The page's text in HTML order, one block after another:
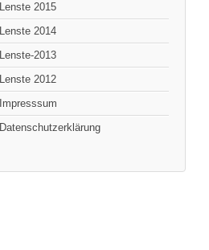
Lenste 2015
Lenste 2014
Lenste-2013
Lenste 2012
Impresssum
Datenschutzerklärung